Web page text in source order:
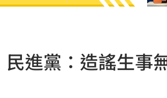
進黨：造謠生事